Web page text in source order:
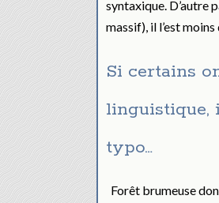
syntaxique. D’autre
massif), il l’est
Si certains
linguistique,
typo…
Forêt brumeuse